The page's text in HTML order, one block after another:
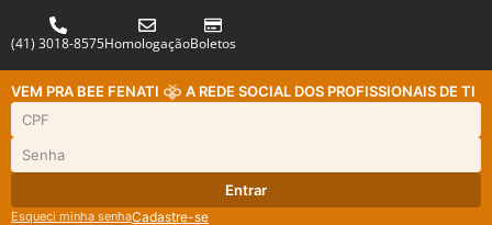
(41) 3018-8575HomologaçãoBoletos
VEM PRA BEE FENATI A REDE SOCIAL DOS PROFISSIONAIS DE TI
Entrar
Esqueci minha senhaCadastre-se